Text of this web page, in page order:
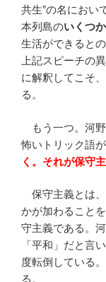
共生”の名におい
本列島のいくつ
生活ができると
上記スピーチの
に解釈してこそ
る。
もう一つ。河
怖いトリック語
く。それが保守
保守主義とは
かが加わること
守主義である。
「平和」だと言
度転倒している
る。